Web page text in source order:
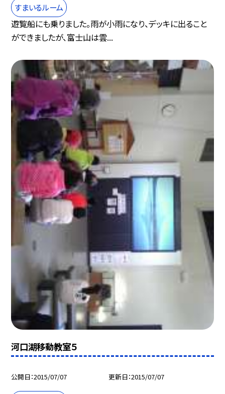
すまいるルーム
遊覧船にも乗りました。雨が小雨になり、デッキに出ること
ができましたが、富士山は雲...
河口湖移動教室５
公開日 2015/07/07 更新日 2015/07/07